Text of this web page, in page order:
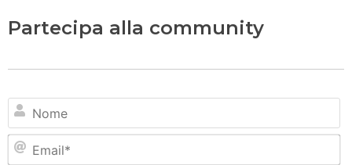
Partecipa alla community